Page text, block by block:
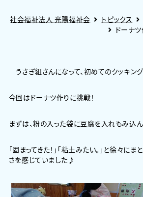
社会福祉法人 光陽福祉会 トピックス
ドーナ
うさぎ組さんになって、初めてのクッキン
今回はドーナツ作りに挑戦！
まずは、粉の入った袋に豆腐を入れもみ込ん
「固まってきた！」「粘土みたい。」と徐々に
さを感じていました♪